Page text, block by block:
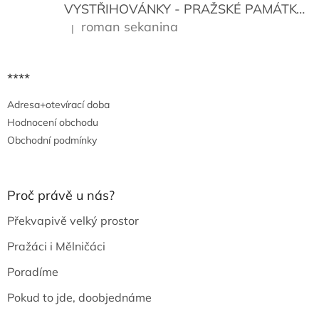
VYSTŘIHOVÁNKY - PRAŽSKÉ PAMÁTKY
Hodnocení produktu je 5 z 5 hvězdiček.
| roman sekanina
****
Adresa+otevírací doba
Hodnocení obchodu
Obchodní podmínky
Proč právě u nás?
Překvapivě velký prostor
Pražáci i Mělničáci
Poradíme
Pokud to jde, doobjednáme